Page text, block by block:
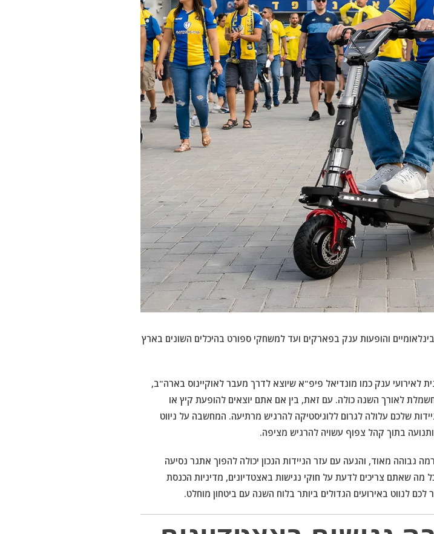
בינלאומיים והופעות ענק בפארקים ועד למשחקי ספורט בהיכלים השונים בארץ
לאירועי ענק כמו מונדיאל פיפ"א שיוצא לדרך מעבר לאוקיינוס בארה"ב,
לאורך השנה כולה. עם זאת, בין אם אתם יוצאים להופעת קיץ או
שלכם עלולה לגרום ללוגיסטיקה להרגיש מרתיעה. המחשבה על ניווט
בתוך קהל צפוף עשויה להרגיש מציפה.
גבוהה מאוד, והגעה עם עזר הניידות הנכון יכולה להפוך אתגר נסיעה
שאתם צריכים לדעת על חוקי נגישות באצטדיונים, מדיניות הכנסת